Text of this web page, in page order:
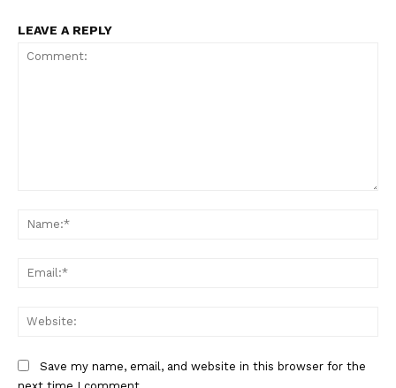
LEAVE A REPLY
Save my name, email, and website in this browser for the